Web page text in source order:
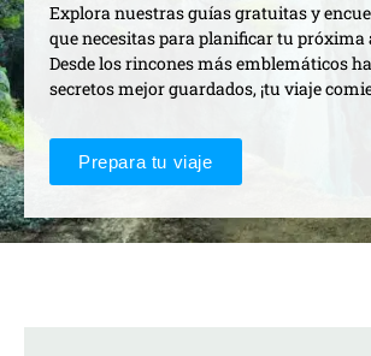
Explora nuestras guías gratuitas y
que necesitas para planificar tu próxima
Desde los rincones más emblemáticos
secretos mejor guardados, ¡tu viaje
Prepara tu viaje